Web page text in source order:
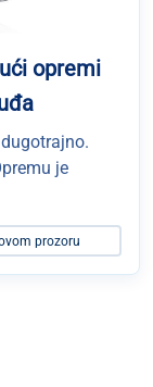
opremi
je
prozoru